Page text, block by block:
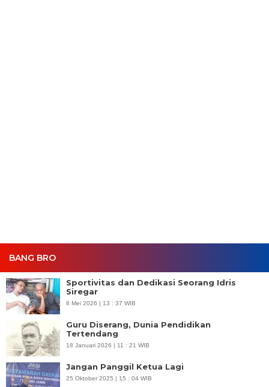
BANG BRO
Sportivitas dan Dedikasi Seorang Idris
Siregar
8 Mei 2026 | 13 : 37 WIB
Guru Diserang, Dunia Pendidikan
Tertendang
18 Januari 2026 | 11 : 21 WIB
Jangan Panggil Ketua Lagi
25 Oktober 2025 | 15 : 04 WIB